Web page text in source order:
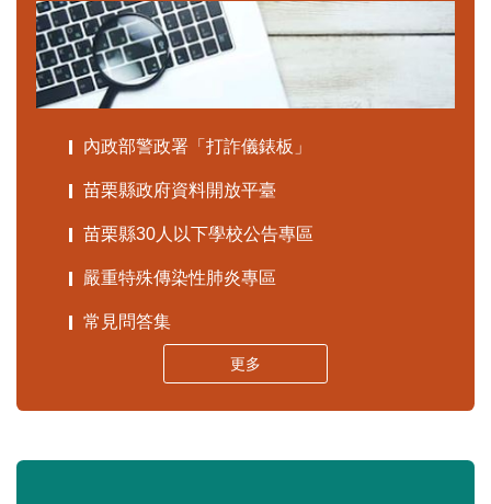
內政部警政署「打詐儀錶板」
苗栗縣政府資料開放平臺
苗栗縣30人以下學校公告專區
嚴重特殊傳染性肺炎專區
常見問答集
更多